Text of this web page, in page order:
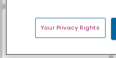
Your Privacy Rights